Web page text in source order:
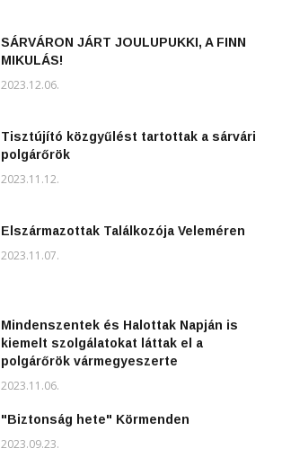
SÁRVÁRON JÁRT JOULUPUKKI, A FINN
MIKULÁS!
2023.12.06.
Tisztújító közgyűlést tartottak a sárvári
polgárőrök
2023.11.12.
Elszármazottak Találkozója Veleméren
2023.11.07.
Mindenszentek és Halottak Napján is
kiemelt szolgálatokat láttak el a
polgárőrök vármegyeszerte
2023.11.06.
"Biztonság hete" Körmenden
2023.09.23.